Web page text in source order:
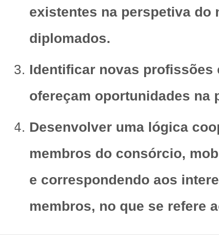
existentes na perspetiva do
diplomados.
Identificar novas profissões
ofereçam oportunidades na
Desenvolver uma lógica
membros do consórcio,
e correspondendo aos
membros, no que se refere